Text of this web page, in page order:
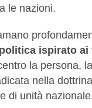
le nazioni.
ispirato ai
la persona,
nella
di unità